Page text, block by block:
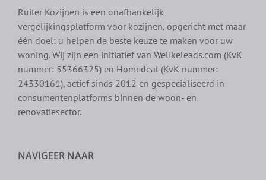
Ruiter Kozijnen is een onafhankelijk
vergelijkingsplatform voor kozijnen, opgericht met maar
één doel: u helpen de beste keuze te maken voor uw
woning. Wij zijn een initiatief van Welikeleads.com (KvK
nummer: 55366325) en Homedeal (KvK nummer:
24330161), actief sinds 2012 en gespecialiseerd in
consumentenplatforms binnen de woon- en
renovatiesector.
NAVIGEER NAAR